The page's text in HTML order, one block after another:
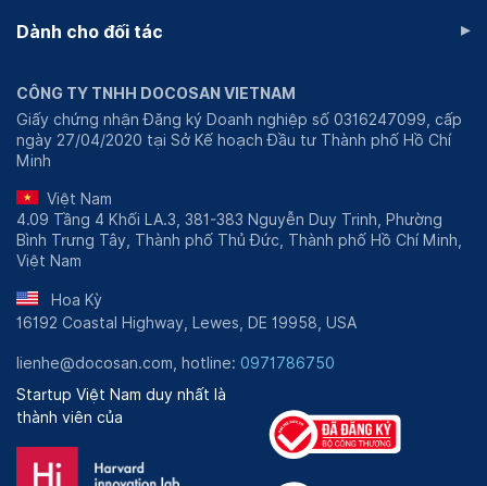
Dành cho đối tác ▸
CÔNG TY TNHH DOCOSAN VIETNAM
Giấy chứng nhận Đăng ký Doanh nghiệp số 0316247099, cấp
ngày 27/04/2020 tại Sở Kế hoạch Đầu tư Thành phố Hồ Chí
Minh
Việt Nam
4.09 Tầng 4 Khối LA.3, 381-383 Nguyễn Duy Trinh, Phường
Bình Trưng Tây, Thành phố Thủ Đức, Thành phố Hồ Chí Minh,
Việt Nam
Hoa Kỳ
16192 Coastal Highway, Lewes, DE 19958, USA
lienhe@docosan.com, hotline: 0971786750
Startup Việt Nam duy nhất là
thành viên của